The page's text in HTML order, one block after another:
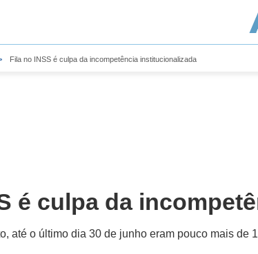
Fila no INSS é culpa da incompetência institucionalizada
é culpa da
até o último dia 30 de junho eram pouco mais